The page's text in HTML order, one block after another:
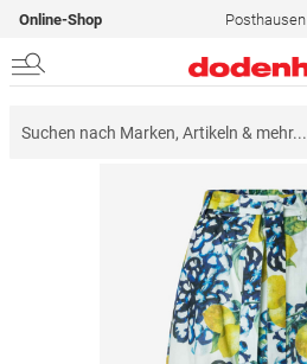
Online-Shop Posthausen